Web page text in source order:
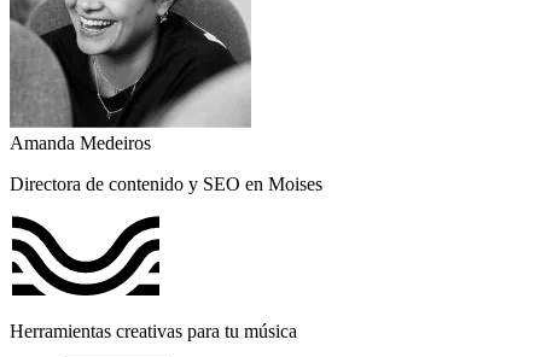
Amanda Medeiros
Directora de contenido y SEO en Moises
Herramientas creativas para tu música